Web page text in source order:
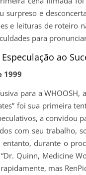
surpreso e
e leituras de roteiro
para
ao
1999
para a
foi sua primeira
a convidou
com seu trabalho,
entanto, durante o
Quinn, Medicine
mas